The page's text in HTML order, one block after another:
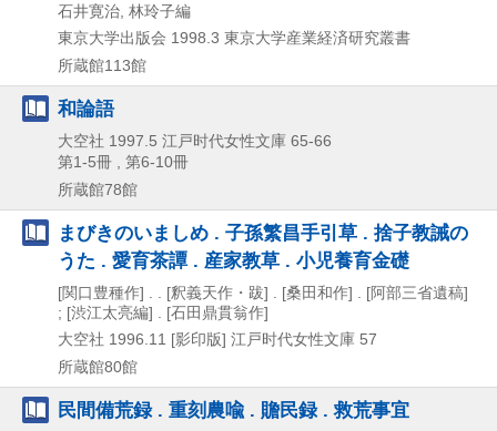
石井寛治, 林玲子編
東京大学出版会 1998.3 東京大学産業経済研究叢書
所蔵館113館
和論語
大空社 1997.5 江戸时代女性文庫 65-66
第1-5冊 , 第6-10冊
所蔵館78館
まびきのいましめ . 子孫繁昌手引草 . 捨子教誡の
うた . 愛育茶譚 . 産家教草 . 小児養育金礎
[関口豊種作] . . [釈義天作・跋] . [桑田和作] . [阿部三省遺稿]
; [渋江太亮編] . [石田鼎貫翁作]
大空社 1996.11 [影印版] 江戸时代女性文庫 57
所蔵館80館
民間備荒録 . 重刻農喩 . 贍民録 . 救荒事宜